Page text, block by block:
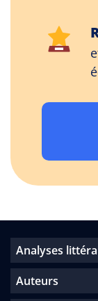
Analyses
Auteurs